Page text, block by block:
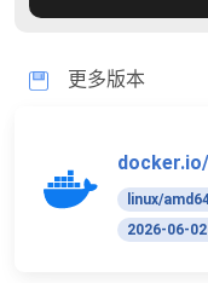
更多版本
linux/
2026-06-